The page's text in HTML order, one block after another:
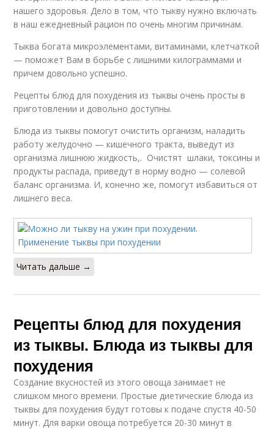
нашего здоровья. Дело в том, что тыкву нужно включать
в наш ежедневный рацион по очень многим причинам.
Тыква богата микроэлементами, витаминами, клетчаткой
— поможет Вам в борьбе с лишними килограммами и
причем довольно успешно.
Рецепты блюд для похудения из тыквы очень просты в
приготовлении и довольно доступны.
Блюда из тыквы помогут очистить организм, наладить
работу желудочно — кишечного тракта, выведут из
организма лишнюю жидкость,. Очистят шлаки, токсины и
продукты распада, приведут в норму водно — солевой
баланс организма. И, конечно же, помогут избавиться от
лишнего веса.
Читать дальше →
Рецепты блюд для похудения
из тыквы. Блюда из тыквы для
похудения
Создание вкусностей из этого овоща занимает не
слишком много времени. Простые диетические блюда из
тыквы для похудения будут готовы к подаче спустя 40-50
минут. Для варки овоща потребуется 20-30 минут в